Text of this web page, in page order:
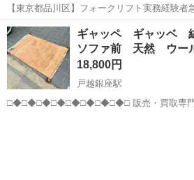
【東京都品川区】フォークリフト実務経験者
み込みフォーク作業《お仕事No.5A381-JS》 お仕事について フォーク
リフトを使用した製品の運搬作業（トラック
からの積み下ろしなど）...
東京 品川区 品川駅 その他
ギャッペ ギャッベ
18,800円
戸越銀座駅
□◆□◆□◆□◆□◆□◆□◆□◆□ 販売・買取専門店 リサイクルショッ